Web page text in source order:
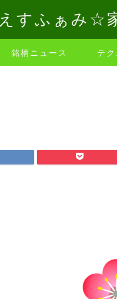
えすふぁみ☆
銘柄ニュース テ